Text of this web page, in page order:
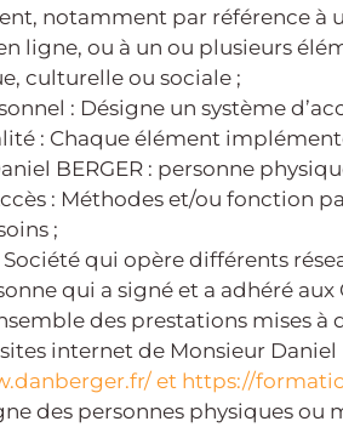
notamment par référence à
ligne, ou à un ou plusieurs
culturelle ou sociale ;
: Désigne un système
: Chaque élément
BERGER : personne
: Méthodes et/ou fonction
;
qui opère différents
qui a signé et a adhéré
des prestations mises à
sites internet de Monsieur
et https://
des personnes physiques